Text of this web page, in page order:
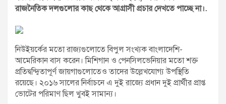
রাজনৈতিক দলগুলোর কাছ থেকে আগ্রাসী প্রচার দেখতে পাচ্ছে না।.
নিউইয়র্কের মতো রাজ্যগুলোতে বিপুল সংখ্যক বাংলাদেশি-
আমেরিকান বাস করেন। মিশিগান ও পেনসিলভেনিয়ার মতো শক্ত
প্রতিদ্বন্দ্বিতাপূর্ণ জায়গাগুলোতেও তাদের উল্লেখযোগ্য উপস্থিতি
রয়েছে। ২০১৬ সালের নির্বাচনে এ দুই রাজ্যে প্রধান দুই প্রার্থীর প্রাপ্ত
ভোটের পরিমাণ ছিল খুবই সামান্য।